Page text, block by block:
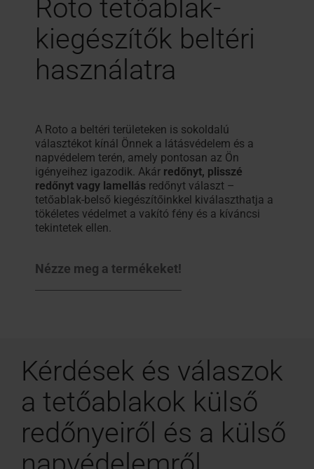
Roto tetőablak-
kiegészítők beltéri
használatra
A Roto a beltéri területeken is sokoldalú
választékot kínál Önnek a látásvédelem és a
napvédelem terén, amely pontosan az Ön
igényeihez igazodik. Akár redőnyt, plisszé
redőnyt vagy lamellás redőnyt választ –
tetőablak-belső kiegészítőinkkel kiválaszthatja a
tökéletes védelmet a vakító fény és a kíváncsi
tekintetek ellen.
Nézze meg a termékeket!
Kérdések és válaszok
a tetőablakok külső
redőnyeiről és a külső